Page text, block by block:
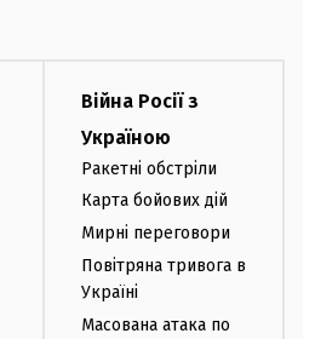
Війна Росії з
Україною
Ракетні обстріли
Карта бойових дій
Мирні переговори
Повітряна тривога в
Україні
Масована атака по